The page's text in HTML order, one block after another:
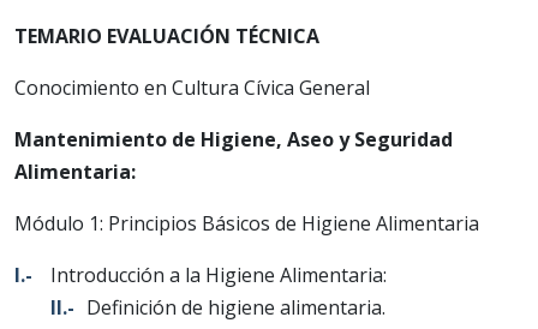
TEMARIO EVALUACIÓN TÉCNICA
Conocimiento en Cultura Cívica General
Mantenimiento de Higiene, Aseo y Seguridad
Alimentaria:
Módulo 1: Principios Básicos de Higiene Alimentaria
Introducción a la Higiene Alimentaria:
Definición de higiene alimentaria.